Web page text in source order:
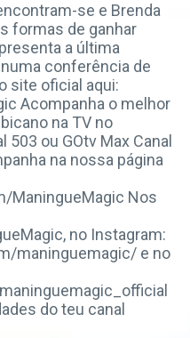
se e Brenda
formas de ganhar
a última
conferência de
site oficial aqui:
Acompanha o melhor
na TV no
503 ou GOtv Max Canal
na nossa página
ManingueMagic Nos
no Instagram:
maninguemagic/ e no
do teu canal